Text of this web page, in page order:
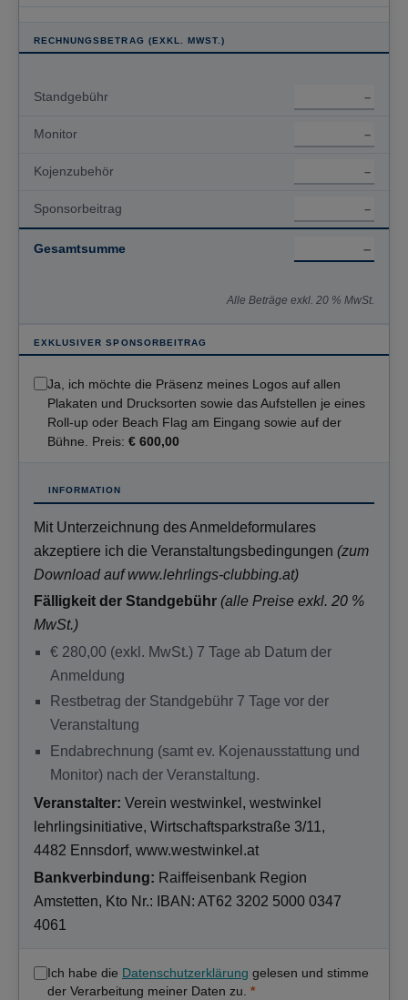
RECHNUNGSBETRAG (EXKL. MWST.)
Standgebühr
Monitor
Kojenzubehör
Sponsorbeitrag
Gesamtsumme
Alle Beträge exkl. 20 % MwSt.
EXKLUSIVER SPONSORBEITRAG
Ja, ich möchte die Präsenz meines Logos auf allen
Plakaten und Drucksorten sowie das Aufstellen je eines
Roll-up oder Beach Flag am Eingang sowie auf der
Bühne. Preis: € 600,00
INFORMATION
Mit Unterzeichnung des Anmeldeformulares
akzeptiere ich die Veranstaltungsbedingungen (zum
Download auf www.lehrlings-clubbing.at)
Fälligkeit der Standgebühr (alle Preise exkl. 20 %
MwSt.)
€ 280,00 (exkl. MwSt.) 7 Tage ab Datum der
Anmeldung
Restbetrag der Standgebühr 7 Tage vor der
Veranstaltung
Endabrechnung (samt ev. Kojenausstattung und
Monitor) nach der Veranstaltung.
Veranstalter: Verein westwinkel, westwinkel
lehrlingsinitiative, Wirtschaftsparkstraße 3/11,
4482 Ennsdorf, www.westwinkel.at
Bankverbindung: Raiffeisenbank Region
Amstetten, Kto Nr.: IBAN: AT62 3202 5000 0347
4061
Ich habe die Datenschutzerklärung gelesen und stimme
der Verarbeitung meiner Daten zu. *